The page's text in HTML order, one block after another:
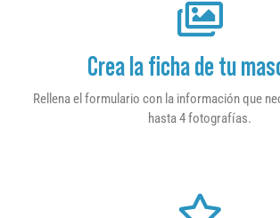
Crea la ficha de tu
Rellena el formulario con la información que
hasta 4 fotografías.